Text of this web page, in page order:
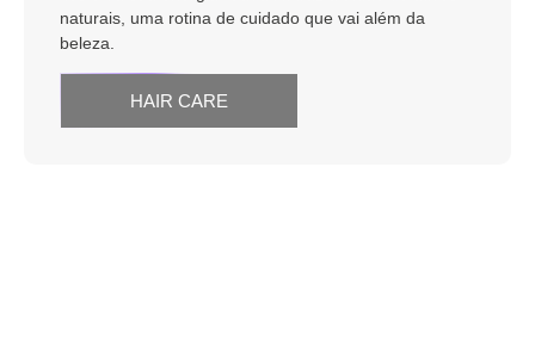
naturais, uma rotina de cuidado que vai além da
beleza.
HAIR CARE